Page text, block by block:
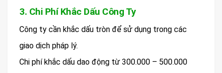
3. Chi Phí Khắc Dấu Công Ty
Công ty cần khắc dấu tròn để sử dụng trong các
giao dịch pháp lý.
Chi phí khắc dấu dao động từ 300.000 – 500.000